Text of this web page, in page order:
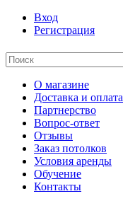
Вход
Регистрация
О магазине
Доставка и оплата
Партнерство
Вопрос-ответ
Отзывы
Заказ потолков
Условия аренды
Обучение
Контакты